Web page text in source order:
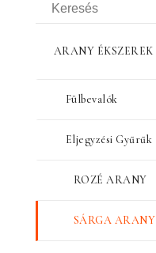
ARANY ÉKSZEREK
Fülbevalók
Eljegyzési Gyűrűk
ROZÉ ARANY
SÁRGA ARANY